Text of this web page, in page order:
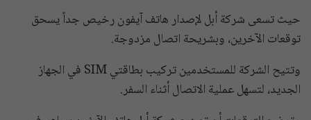
حيث تسعى شركة أبل لإصدار هاتف آيفون رخيص جداً يسحق
توقعات الآخرين، وبشريحة اتصال مزدوجة.
وتتيح الشركة للمستخدمين تركيب بطاقتي SIM في الجهاز
الجديد، لتسهل عملية الاتصال أثناء السفر.